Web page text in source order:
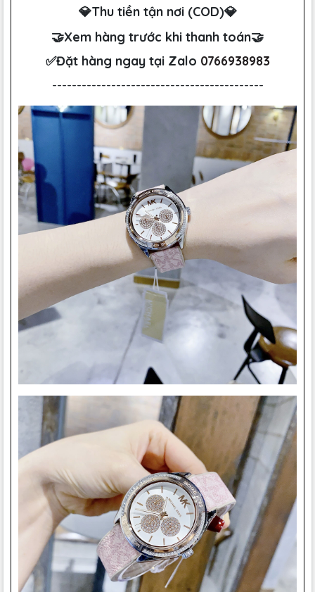
💎Thu tiền tận nơi (COD)💎
🤝Xem hàng trước khi thanh toán🤝
✅Đặt hàng ngay tại Zalo 0766938983
-------------------------------------------